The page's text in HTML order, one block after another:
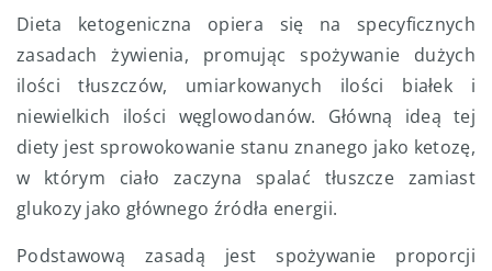
Dieta ketogeniczna opiera się na specyficznych
zasadach żywienia, promując spożywanie dużych
ilości tłuszczów, umiarkowanych ilości białek i
niewielkich ilości węglowodanów. Główną ideą tej
diety jest sprowokowanie stanu znanego jako ketozę,
w którym ciało zaczyna spalać tłuszcze zamiast
glukozy jako głównego źródła energii.
Podstawową zasadą jest spożywanie proporcji